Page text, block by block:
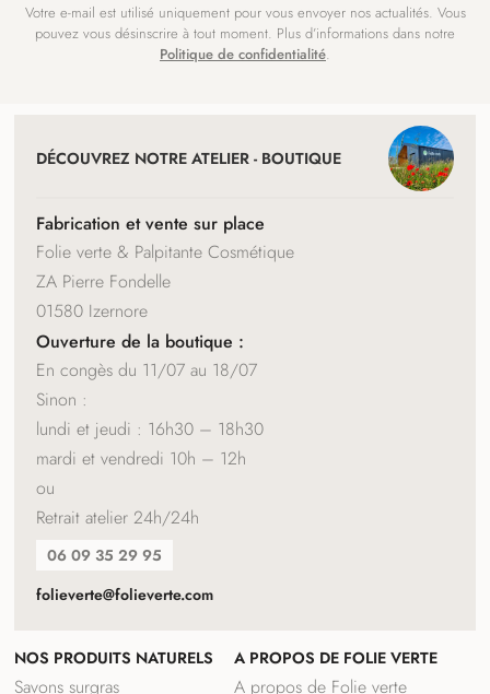
Votre e-mail est utilisé uniquement pour vous envoyer nos actualités. Vous
pouvez vous désinscrire à tout moment. Plus d’informations dans notre
Politique de confidentialité.
NOS PRODUITS NATURELS
Savons surgras
A PROPOS DE FOLIE VERTE
A propos de Folie verte
DÉCOUVREZ NOTRE ATELIER - BOUTIQUE
Fabrication et vente sur place
Folie verte & Palpitante Cosmétique
ZA Pierre Fondelle
01580 Izernore
Ouverture de la boutique :
En congès du 11/07 au 18/07
Sinon :
lundi et jeudi : 16h30 – 18h30
mardi et vendredi 10h – 12h
ou
Retrait atelier 24h/24h
06 09 35 29 95
folieverte@folieverte.com